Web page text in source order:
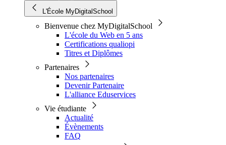
L'École MyDigitalSchool
Bienvenue chez MyDigitalSchool
L'école du Web en 5 ans
Certifications qualiopi
Titres et Diplômes
Partenaires
Nos partenaires
Devenir Partenaire
L'alliance Eduservices
Vie étudiante
Actualité
Évènements
FAQ